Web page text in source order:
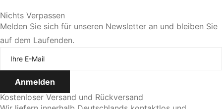
Sie bevorzugen eine persönliche Beratung?
Jetzt Termin vereinbaren
Nichts Verpassen
Melden Sie sich für unseren Newsletter an und bleiben Sie
auf dem Laufenden.
Kostenloser Versand und Rückversand